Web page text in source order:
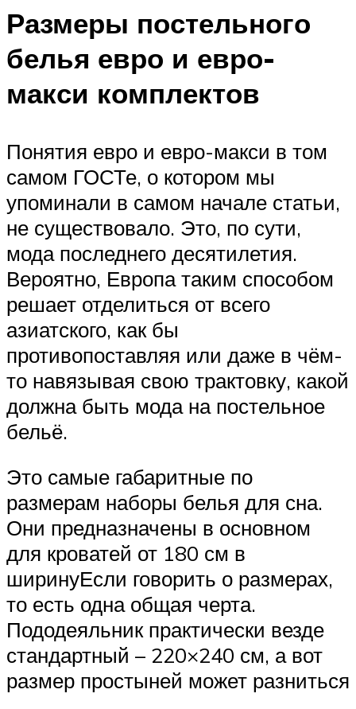
Размеры постельного
белья евро и евро-
макси комплектов
Понятия евро и евро-макси в том
самом ГОСТе, о котором мы
упоминали в самом начале статьи,
не существовало. Это, по сути,
мода последнего десятилетия.
Вероятно, Европа таким способом
решает отделиться от всего
азиатского, как бы
противопоставляя или даже в чём-
то навязывая свою трактовку, какой
должна быть мода на постельное
бельё.
Это самые габаритные по
размерам наборы белья для сна.
Они предназначены в основном
для кроватей от 180 см в
ширинуЕсли говорить о размерах,
то есть одна общая черта.
Пододеяльник практически везде
стандартный – 220×240 см, а вот
размер простыней может разниться